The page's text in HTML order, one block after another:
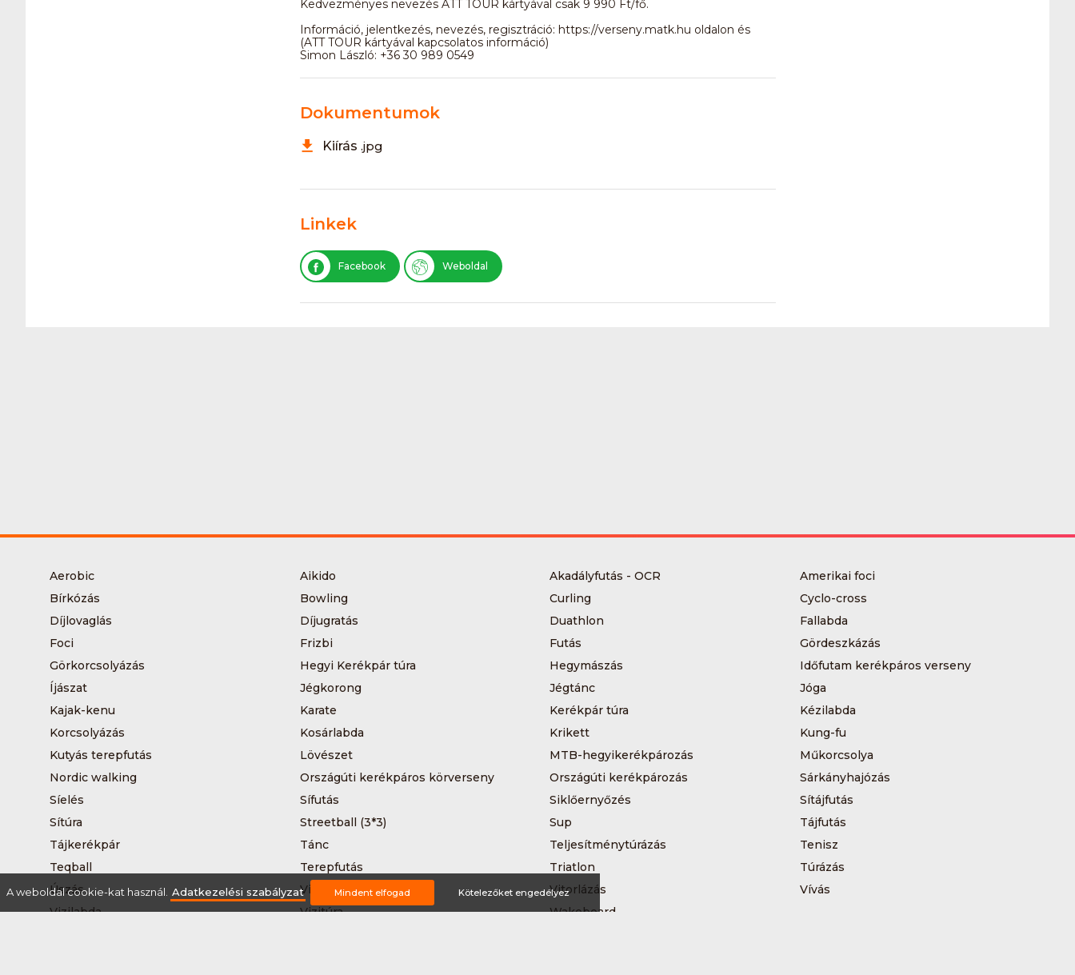
Kedvezményes nevezés ATT TOUR kártyával csak 9 990 Ft/fő.
Információ, jelentkezés, nevezés, regisztráció: https://verseny.matk.hu oldalon és
(ATT TOUR kártyával kapcsolatos információ)
Simon László: +36 30 989 0549
Dokumentumok
Kiírás .jpg
Linkek
Facebook Weboldal
Aerobic Aikido Akadályfutás - OCR
Amerikai foci
Bírkózás
Bowling Curling
Cyclo-cross
Díjlovaglás
Díjugratás Duathlon
Fallabda
Foci
Frizbi Futás
Gördeszkázás
Görkorcsolyázás
Hegyi Kerékpár túra Hegymászás
Időfutam kerékpáros verseny
Íjászat
Jégkorong Jégtánc
Jóga
Kajak-kenu
Karate Kerékpár túra
Kézilabda
Korcsolyázás
Kosárlabda Krikett
Kung-fu
Kutyás terepfutás
Lövészet MTB-hegyikerékpározás
Műkorcsolya
Nordic walking
Országúti kerékpáros körverseny Országúti kerékpározás
Sárkányhajózás
Síelés
Sífutás Siklőernyőzés
Sítájfutás
Sítúra
Streetball (3*3) Sup
Tájfutás
Tájkerékpár
Tánc Teljesítménytúrázás
Tenisz
Teqball
Terepfutás Triatlon
Túrázás
Úszás
Via-ferrata Vitorlázás
Vívás
Vizilabda
Vizitúra Wakeboard
A weboldal cookie-kat használ. Adatkezelési szabályzat Mindent elfogad Kötelezőket engedélyez